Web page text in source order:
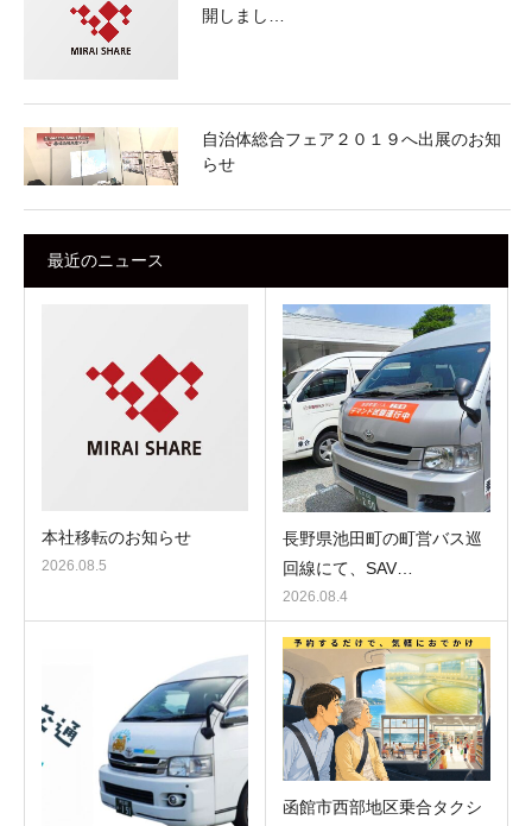
開しまし…
自治体総合フェア２０１９へ出展のお知
らせ
最近のニュース
本社移転のお知らせ
2026.08.5
長野県池田町の町営バス巡
回線にて、SAV…
2026.08.4
函館市西部地区乗合タクシ